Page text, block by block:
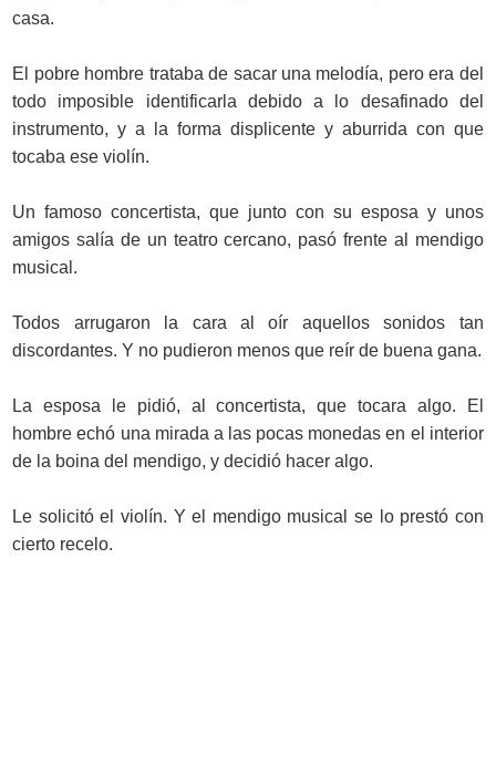
casa.
El pobre hombre trataba de sacar una melodía, pero era del
todo imposible identificarla debido a lo desafinado del
instrumento, y a la forma displicente y aburrida con que
tocaba ese violín.
Un famoso concertista, que junto con su esposa y unos
amigos salía de un teatro cercano, pasó frente al mendigo
musical.
Todos arrugaron la cara al oír aquellos sonidos tan
discordantes. Y no pudieron menos que reír de buena gana.
La esposa le pidió, al concertista, que tocara algo. El
hombre echó una mirada a las pocas monedas en el interior
de la boina del mendigo, y decidió hacer algo.
Le solicitó el violín. Y el mendigo musical se lo prestó con
cierto recelo.